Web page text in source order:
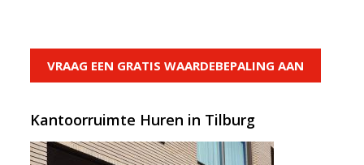
VRAAG EEN GRATIS WAARDEBEPALING AAN
Kantoorruimte Huren in Tilburg